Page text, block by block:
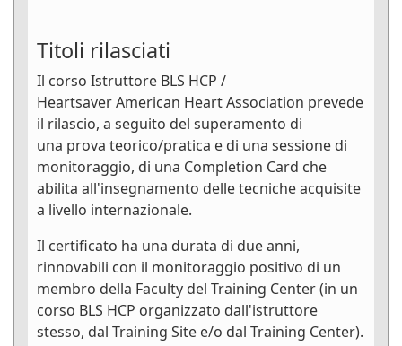
Titoli rilasciati
Il corso Istruttore BLS HCP /
Heartsaver American Heart Association prevede
il rilascio, a seguito del superamento di
una prova teorico/pratica e di una sessione di
monitoraggio, di una Completion Card che
abilita all'insegnamento delle tecniche acquisite
a livello internazionale.
Il certificato ha una durata di due anni,
rinnovabili con il monitoraggio positivo di un
membro della Faculty del Training Center (in un
corso BLS HCP organizzato dall'istruttore
stesso, dal Training Site e/o dal Training Center).